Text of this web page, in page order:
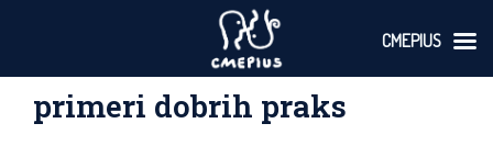
vsebino
primeri dobrih praks
CMEPIUS